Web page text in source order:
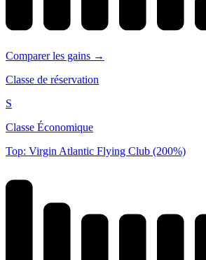
Comparer les gains →
Classe de réservation
S
Classe Économique
Top: Virgin Atlantic Flying Club (200%)